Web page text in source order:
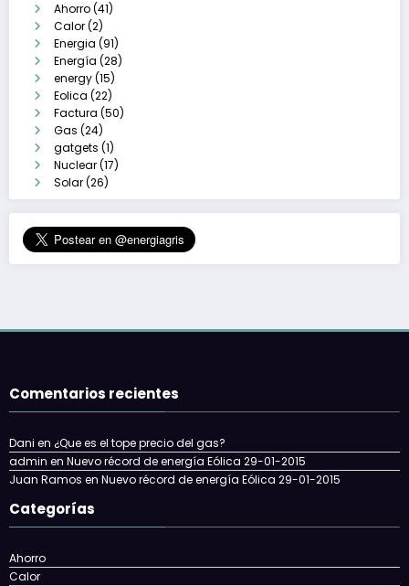
Ahorro(41)
Calor(2)
Energia (91)
Energía (28)
energy(15)
Eolica (22)
Factura (50)
Gas (24)
gatgets (1)
Nuclear(17)
Solar(26)
Comentarios recientes
Dani en ¿Que es el tope precio del gas?
admin en Nuevo récord de energía Eólica 29-01-2015
Juan Ramos en Nuevo récord de energía Eólica 29-01-2015
Categorías
Ahorro
Calor